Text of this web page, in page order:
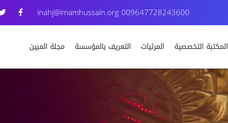
009647728243600
inahj@imamhussain.org
المكتبة التخصصية المرئيات التعريف بالمؤسسة مجلة المبين